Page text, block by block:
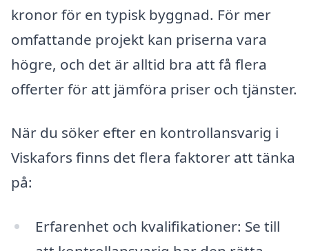
kronor för en typisk byggnad. För mer
omfattande projekt kan priserna vara
högre, och det är alltid bra att få flera
offerter för att jämföra priser och tjänster.
När du söker efter en kontrollansvarig i
Viskafors finns det flera faktorer att tänka
på:
Erfarenhet och kvalifikationer: Se till